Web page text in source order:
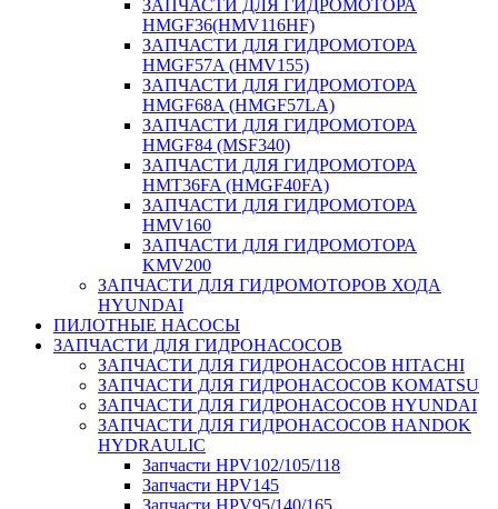
ЗАПЧАСТИ ДЛЯ ГИДРОМОТОРА
HMGF36(HMV116HF)
ЗАПЧАСТИ ДЛЯ ГИДРОМОТОРА
HMGF57A (HMV155)
ЗАПЧАСТИ ДЛЯ ГИДРОМОТОРА
HMGF68A (HMGF57LA)
ЗАПЧАСТИ ДЛЯ ГИДРОМОТОРА
HMGF84 (MSF340)
ЗАПЧАСТИ ДЛЯ ГИДРОМОТОРА
HMT36FA (HMGF40FA)
ЗАПЧАСТИ ДЛЯ ГИДРОМОТОРА
HMV160
ЗАПЧАСТИ ДЛЯ ГИДРОМОТОРА
KMV200
ЗАПЧАСТИ ДЛЯ ГИДРОМОТОРОВ ХОДА
HYUNDAI
ПИЛОТНЫЕ НАСОСЫ
ЗАПЧАСТИ ДЛЯ ГИДРОНАСОСОВ
ЗАПЧАСТИ ДЛЯ ГИДРОНАСОСОВ HITACHI
ЗАПЧАСТИ ДЛЯ ГИДРОНАСОСОВ KOMATSU
ЗАПЧАСТИ ДЛЯ ГИДРОНАСОСОВ HYUNDAI
ЗАПЧАСТИ ДЛЯ ГИДРОНАСОСОВ HANDOK
HYDRAULIC
Запчасти HPV102/105/118
Запчасти HPV145
Запчасти HPV95/140/165